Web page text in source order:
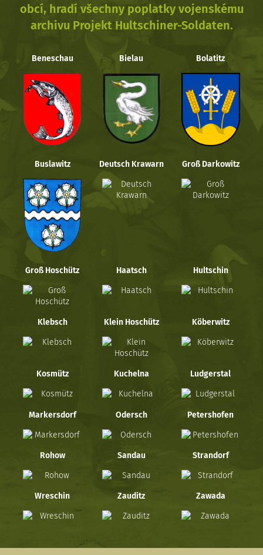
obcí, hradí všechny poplatky vojenskému
archivu Projekt Hultschiner-Soldaten.
Beneschau Bielau Bolatitz
Buslawitz Deutsch Krawarn Groß Darkowitz
Groß Hoschütz Haatsch Hultschin
Klebsch Klein Hoschütz Köberwitz
Kosmütz Kuchelna Ludgerstal
Markersdorf Odersch Petershofen
Rohow Sandau Strandorf
Wreschin Zauditz Zawada